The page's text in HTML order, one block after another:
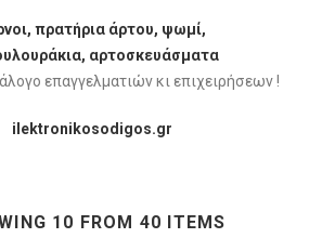
πρατήρια άρτου, ψωμί,
αρτοσκευάσματα
επαγγελματιών κι επιχειρήσεων !
ilektronikosodigos.gr
10 FROM 40 ITEMS